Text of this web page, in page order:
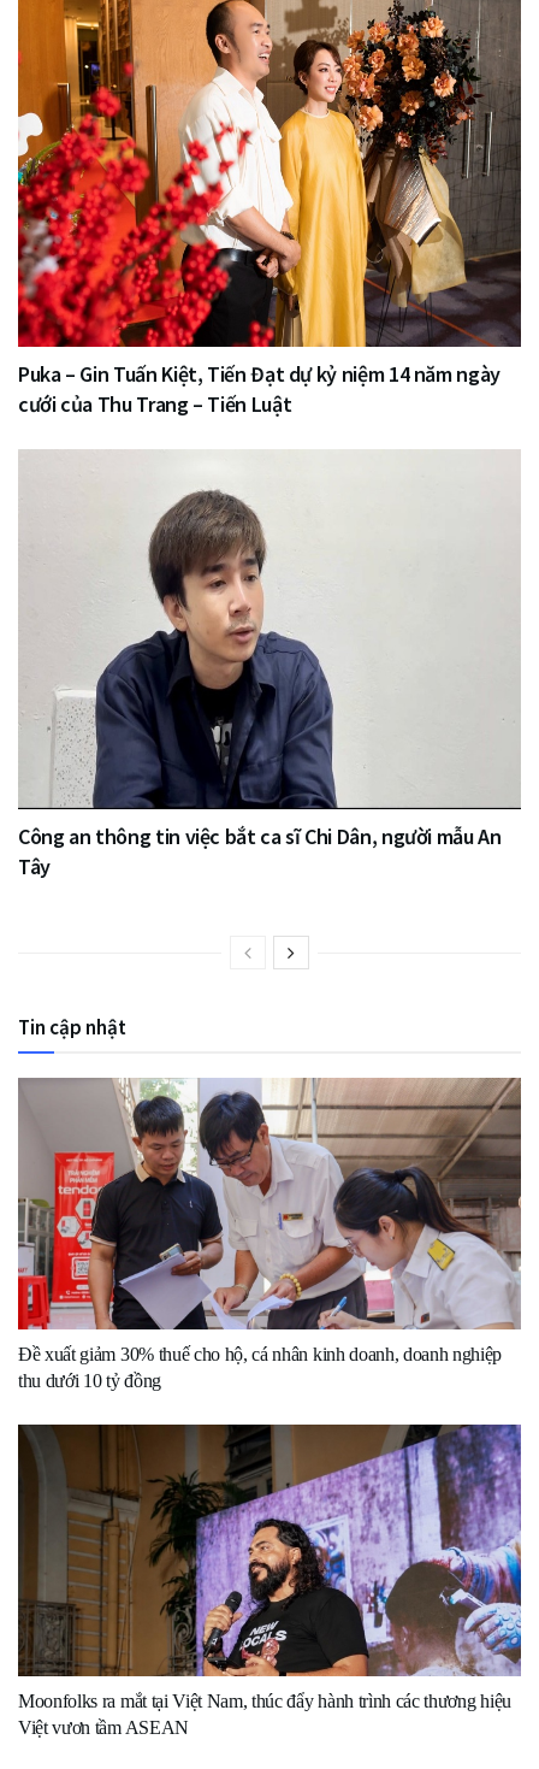
Puka – Gin Tuấn Kiệt, Tiến Đạt dự kỷ niệm 14 năm ngày
cưới của Thu Trang – Tiến Luật
Công an thông tin việc bắt ca sĩ Chi Dân, người mẫu An
Tây
Tin cập nhật
Đề xuất giảm 30% thuế cho hộ, cá nhân kinh doanh, doanh nghiệp
thu dưới 10 tỷ đồng
Moonfolks ra mắt tại Việt Nam, thúc đẩy hành trình các thương hiệu
Việt vươn tầm ASEAN